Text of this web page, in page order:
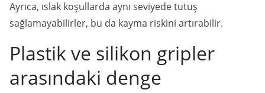
Ayrıca, ıslak koşullarda aynı seviyede tutuş
sağlamayabilirler, bu da kayma riskini artırabilir.
Plastik ve silikon gripler
arasındaki denge